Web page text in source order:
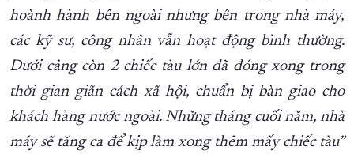
hoành hành bên ngoài nhưng bên trong nhà máy,
các kỹ sư, công nhân vẫn hoạt động bình thường.
Dưới cảng còn 2 chiếc tàu lớn đã đóng xong trong
thời gian giãn cách xã hội, chuẩn bị bàn giao cho
khách hàng nước ngoài. Những tháng cuối năm, nhà
máy sẽ tăng ca để kịp làm xong thêm mấy chiếc tàu”